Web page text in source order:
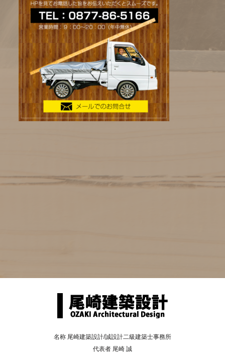
名称 尾崎建築設計/誠設計二級建築士事務所
代表者 尾崎 誠